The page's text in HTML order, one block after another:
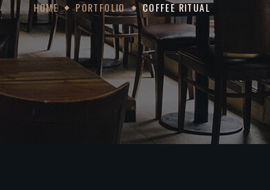
HOME PORTFOLIO COFFEE RITUAL